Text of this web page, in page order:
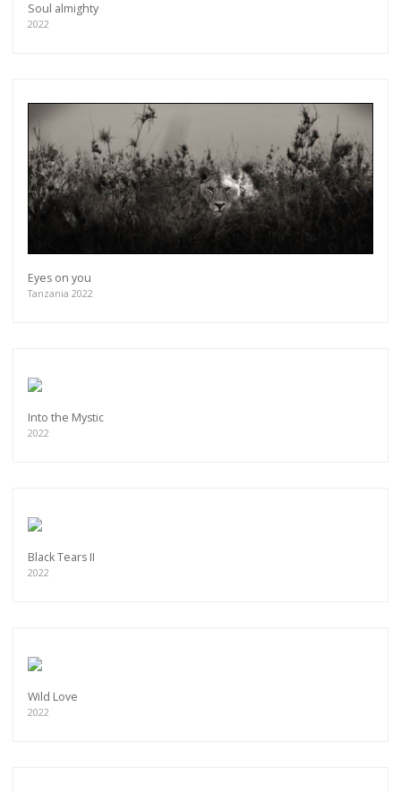
Soul almighty
2022
Eyes on you
Tanzania 2022
Into the Mystic
2022
Black Tears II
2022
Wild Love
2022